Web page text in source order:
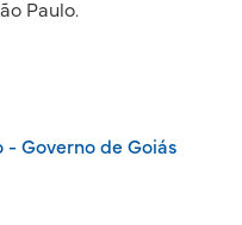
Paulo.
Governo de Goiás